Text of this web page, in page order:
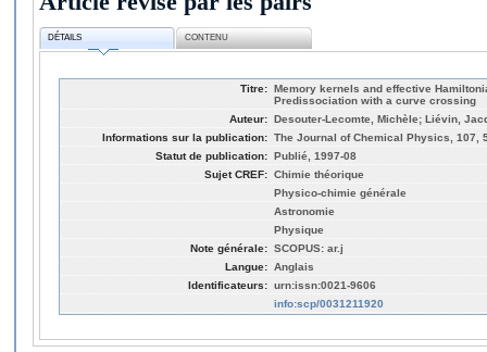
DÉTAILS CONTENU
Titre: Memory kernels and effective
Predissociation with a curve crossing
Auteur: Desouter-Lecomte, Michèle; Liévin,
Informations sur la publication: The Journal of Chemical Physics, 107,
Statut de publication: Publié, 1997-08
Sujet CREF: Chimie théorique
Physico-chimie générale
Astronomie
Physique
Note générale: SCOPUS: ar.j
Langue: Anglais
Identificateurs: urn:issn:0021-9606
info:scp/0031211920